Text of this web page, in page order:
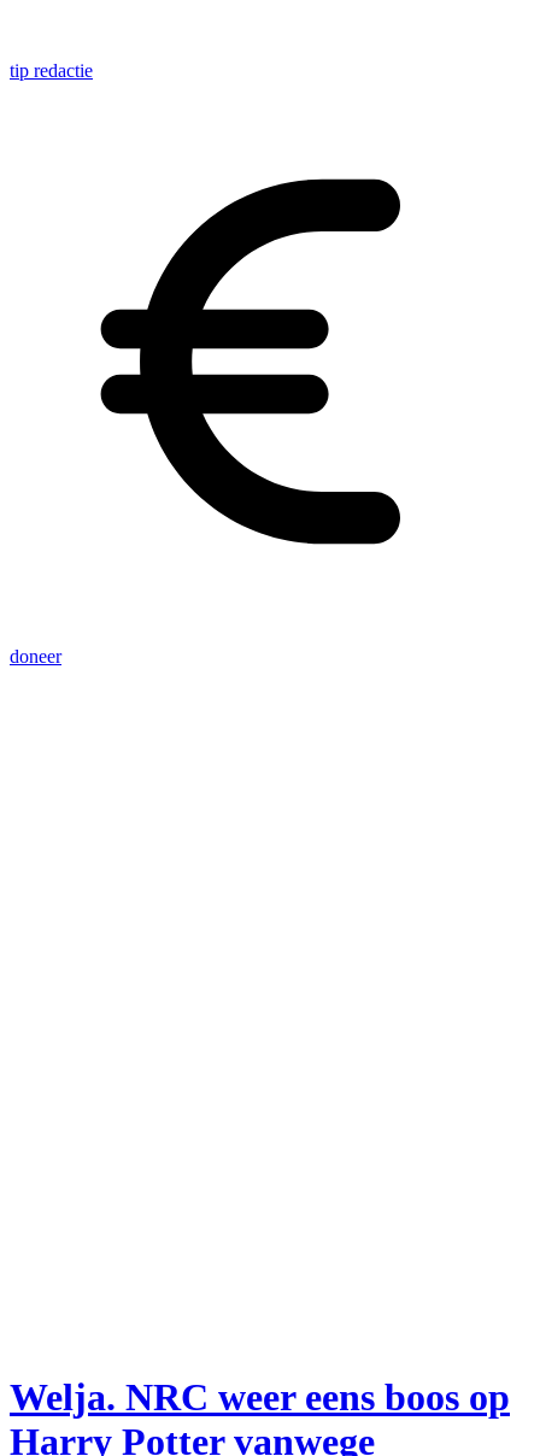
tip redactie
doneer
Welja. NRC weer eens boos op
Harry Potter vanwege